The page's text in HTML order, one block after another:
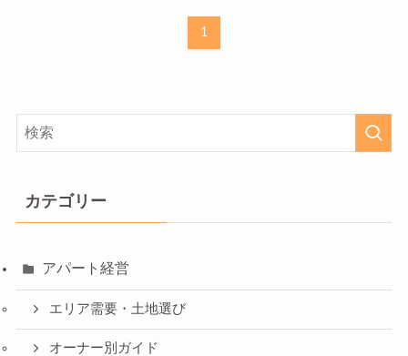
1
カテゴリー
アパート経営
エリア需要・土地選び
オーナー別ガイド